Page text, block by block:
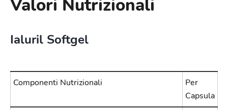
Valori Nutrizionali
Ialuril Softgel
Componenti Nutrizionali
Per
Capsula